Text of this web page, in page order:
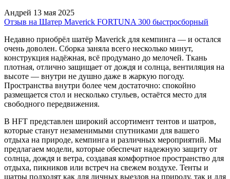
Андрей 13 мая 2025
Отзыв на Шатер Maverick FORTUNA 300 быстросборный
Недавно приобрёл шатёр Maverick для кемпинга — и остался
очень доволен. Сборка заняла всего несколько минут,
конструкция надёжная, всё продумано до мелочей. Ткань
плотная, отлично защищает от дождя и солнца, вентиляция на
высоте — внутри не душно даже в жаркую погоду.
Пространства внутри более чем достаточно: спокойно
размещается стол и несколько стульев, остаётся место для
свободного передвижения.
В HFT представлен широкий ассортимент тентов и шатров,
которые станут незаменимыми спутниками для вашего
отдыха на природе, кемпинга и различных мероприятий. Мы
предлагаем модели, которые обеспечат надежную защиту от
солнца, дождя и ветра, создавая комфортное пространство для
отдыха, пикников или встреч на свежем воздухе. Тенты и
шатры подходят как для личных выездов на природу, так и для